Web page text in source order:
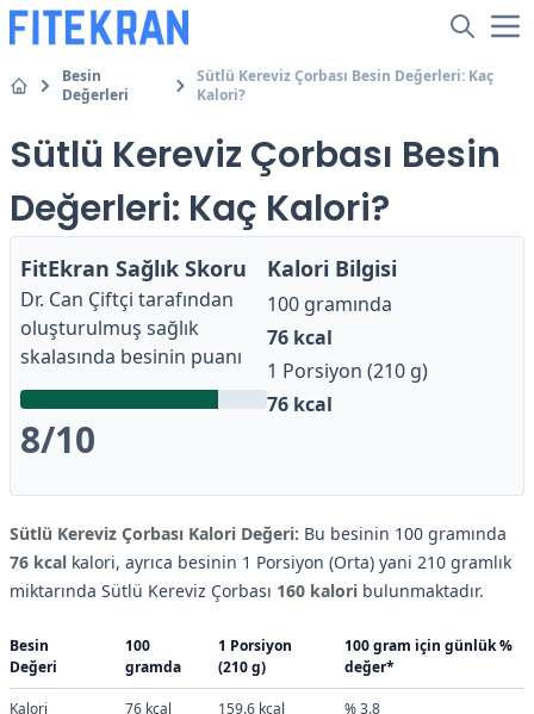
Besin
Değerleri
Sütlü Kereviz Çorbası Besin Değerleri: Kaç
Kalori?
Sütlü Kereviz Çorbası Besin
Değerleri: Kaç Kalori?
FitEkran Sağlık Skoru
Dr. Can Çiftçi tarafından
oluşturulmuş sağlık
skalasında besinin puanı
8/10
Kalori Bilgisi
100 gramında
76 kcal
1 Porsiyon (210 g)
76 kcal
Sütlü Kereviz Çorbası Kalori Değeri: Bu besinin 100 gramında
76 kcal kalori, ayrıca besinin 1 Porsiyon (Orta) yani 210 gramlık
miktarında Sütlü Kereviz Çorbası 160 kalori bulunmaktadır.
Besin
Değeri
100
gramda
1 Porsiyon
(210 g)
100 gram için günlük %
değer*
Kalori 76 kcal 159.6 kcal % 3.8